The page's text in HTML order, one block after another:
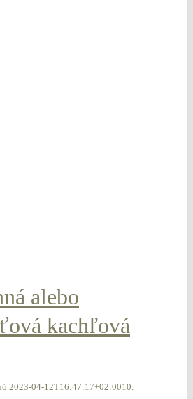
alebo
kachľová
|2023-04-12T16:47:17+02:0010.